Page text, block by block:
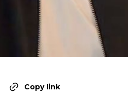
Copy link